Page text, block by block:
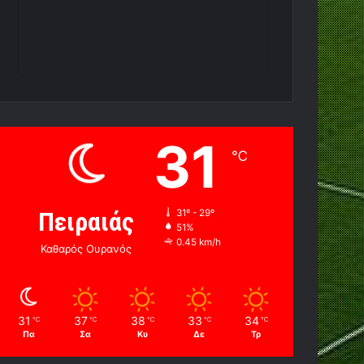
Πειραιάς
Καθαρός Ουρανός
31 ℃
31º - 29º
51%
0.45 km/h
31 ℃
Πα
37 ℃
Σα
38 ℃
Κυ
33 ℃
Δε
34 ℃
Τρ